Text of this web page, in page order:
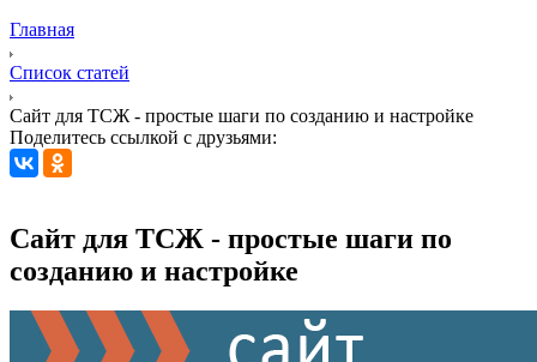
Главная
Список статей
Сайт для ТСЖ - простые шаги по созданию и настройке
Поделитесь ссылкой с друзьями:
Сайт для ТСЖ - простые шаги по
созданию и настройке